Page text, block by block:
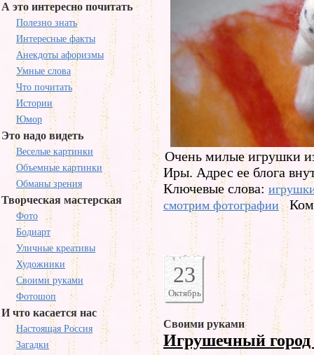
А это интересно почитать
Полезно знать
Интересные факты
Анекдоты афоризмы
Умные слова
Что почитать
Истории
Юмор
Это надо видеть
Веселые картинки
Объемные картинки
Обманы зрения
Творческая мастерская
Фото
Бодиарт
Уличные креативы
Художники
Своими руками
Фотошоп
И что касается нас
Настоящая Россия
Загадки
Очень милые игрушки
Иры. Адрес ее блога
Ключевые слова:
смотрим фотографии
23
Октябрь
Своими руками
Игрушечный город